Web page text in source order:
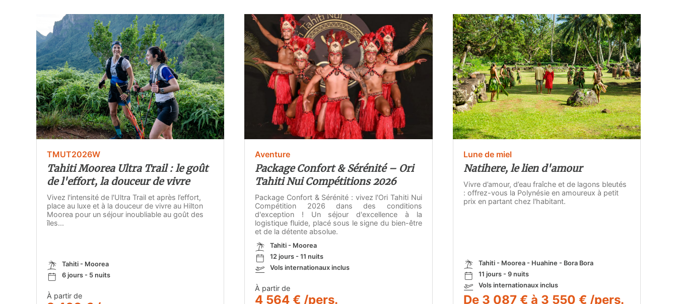
TMUT2026W
Tahiti Moorea Ultra Trail : le goût
de l'effort, la douceur de vivre
Vivez l'intensité de l'Ultra Trail et après l’effort,
place au luxe et à la douceur de vivre au Hilton
Moorea pour un séjour inoubliable au goût des
îles...
Tahiti - Moorea
6 jours - 5 nuits
À partir de
Aventure
Package Confort & Sérénité – Ori
Tahiti Nui Compétitions 2026
Package Confort & Sérénité : vivez l'Ori Tahiti Nui
Compétition 2026 dans des conditions
d'exception ! Un séjour d'excellence à la
logistique fluide, placé sous le signe du bien-être
et de la détente absolue.
Tahiti - Moorea
12 jours - 11 nuits
Vols internationaux inclus
À partir de
4 564 € /pers.
Lune de miel
Natihere, le lien d'amour
Vivre d’amour, d’eau fraîche et de lagons bleutés
: offrez-vous la Polynésie en amoureux à petit
prix en partant chez l'habitant.
Tahiti - Moorea - Huahine - Bora Bora
11 jours - 9 nuits
Vols internationaux inclus
De 3 087 € à 3 550 € /pers.